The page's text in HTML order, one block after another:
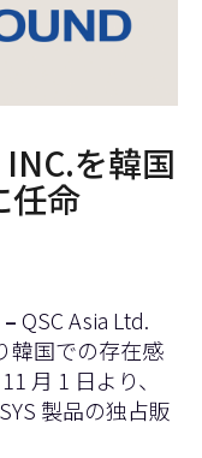
を韓国
任命
–QSC Asia Ltd.
韓国での存在感
月 1 日より、
製品の独占販